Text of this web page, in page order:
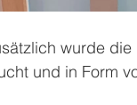
wurde
und in Form